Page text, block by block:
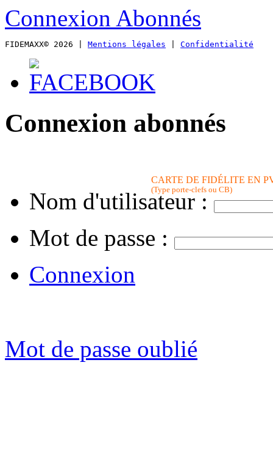
CARTE DE FIDÉLITE EN
(Type porte-clefs ou CB)
Connexion Abonnés
FIDEMAXX© 2026 | Mentions légales Confidentialité
Connexion abonnés
Nom d'utilisateur :
Mot de passe :
Connexion
Mot de passe oublié